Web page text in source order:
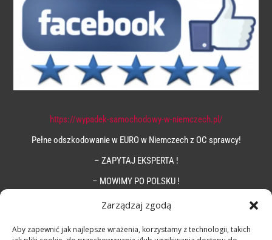
Zarządzaj zgodą
Aby zapewnić jak najlepsze wrażenia, korzystamy z technologii, takich
https://wypadek-samochodowy-w-niemczech.pl/
Pełne odszkodowanie w EURO w Niemczech z OC sprawcy!
– ZAPYTAJ EKSPERTA !
– MOWIMY PO POLSKU !